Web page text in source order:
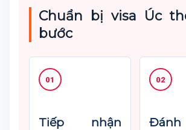
Chuẩn bị visa Úc
bước
01
Tiếp nhận
02